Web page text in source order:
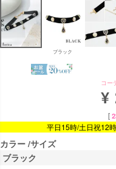
ブラック
コー
¥
[
平日15時/土日祝12
カラー サイズ
ブラック